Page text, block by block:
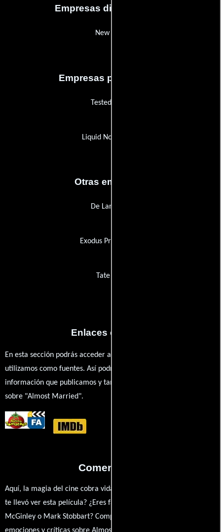
Empresas distribuidoras
New KSM
Empresas productoras
Tested Films
Liquid Noise Films
Otras empresas
De Lane Lea
Exodus Productions
Tate Post
Enlaces externos
En esta sección podrás acceder a los recursos externos que
utilizamos como fuentes. Así podrás chequear toda la
información que publicamos y también ampliar tu conocimiento
sobre "Almost Married".
Comentarios
Aquí, la magia del cine cobra vida a través de tus opiniones. ¿Qué
te llevó ver esta película? ¿Eres fan de Ben Cookson, Philip
McGinley o Mark Stobbart? Comparte tus pensamientos,